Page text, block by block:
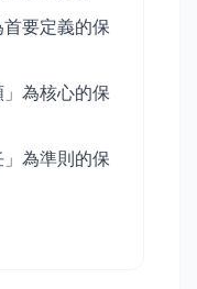
要定義的保
為核心的保
為準則的保